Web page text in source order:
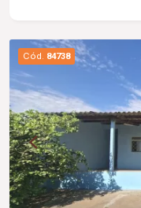
valorização.
Cód. 84738